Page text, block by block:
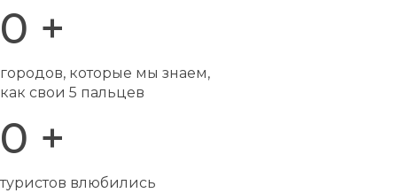
0 +
городов, которые мы знаем,
как свои 5 пальцев
0 +
туристов влюбились